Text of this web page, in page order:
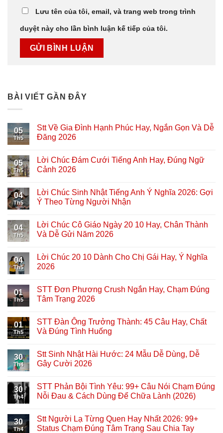
Lưu tên của tôi, email, và trang web trong trình
duyệt này cho lần bình luận kế tiếp của tôi.
BÀI VIẾT GẦN ĐÂY
05
Th5
Stt Về Gia Đình Hạnh Phúc Hay, Ngắn Gọn Và Dễ
Đăng 2026
05
Th5
Lời Chúc Đám Cưới Tiếng Anh Hay, Đúng Ngữ
Cảnh 2026
04
Th5
Lời Chúc Sinh Nhật Tiếng Anh Ý Nghĩa 2026: Gợi
Ý Theo Từng Người Nhận
04
Th5
Lời Chúc Cô Giáo Ngày 20 10 Hay, Chân Thành
Và Dễ Gửi Năm 2026
04
Th5
Lời Chúc 20 10 Dành Cho Chị Gái Hay, Ý Nghĩa
2026
01
Th5
STT Đơn Phương Crush Ngắn Hay, Chạm Đúng
Tâm Trạng 2026
01
Th5
STT Đàn Ông Trưởng Thành: 45 Câu Hay, Chất
Và Đúng Tình Huống
30
Th4
Stt Sinh Nhật Hài Hước: 24 Mẫu Dễ Dùng, Dễ
Gây Cười 2026
30
Th4
STT Phản Bội Tình Yêu: 99+ Câu Nói Chạm Đúng
Nỗi Đau & Cách Dùng Để Chữa Lành (2026)
30
Th4
Stt Người Lạ Từng Quen Hay Nhất 2026: 99+
Status Chạm Đúng Tâm Trạng Sau Chia Tay